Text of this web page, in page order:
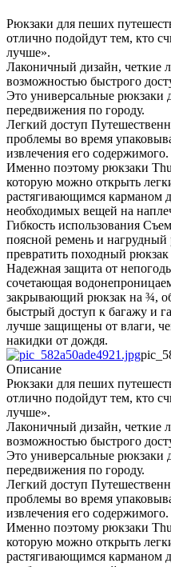
Рюкзаки для пеших
отлично подойдут тем, кто
лучше».
Лаконичный дизайн, четкие
возможностью быстрого
Это универсальные рюкзаки
передвижения по городу.
Легкий доступ
проблемы во время
извлечения его содержимого.
Именно поэтому рюкзаки
которую можно открыть
растягивающимся карманом
необходимых вещей на
Гибкость использования
поясной ремень и нагрудный
превратить походный рюкзак
Надежная защита от
сочетающая
закрывающий рюкзак на ¾,
быстрый доступ к багажу и
лучше защищены от влаги,
накидки от дождя.
Описание
Рюкзаки для пеших
отлично подойдут тем, кто
лучше».
Лаконичный дизайн, четкие
возможностью быстрого
Это универсальные рюкзаки
передвижения по городу.
Легкий доступ
проблемы во время
извлечения его содержимого.
Именно поэтому рюкзаки
которую можно открыть
растягивающимся карманом